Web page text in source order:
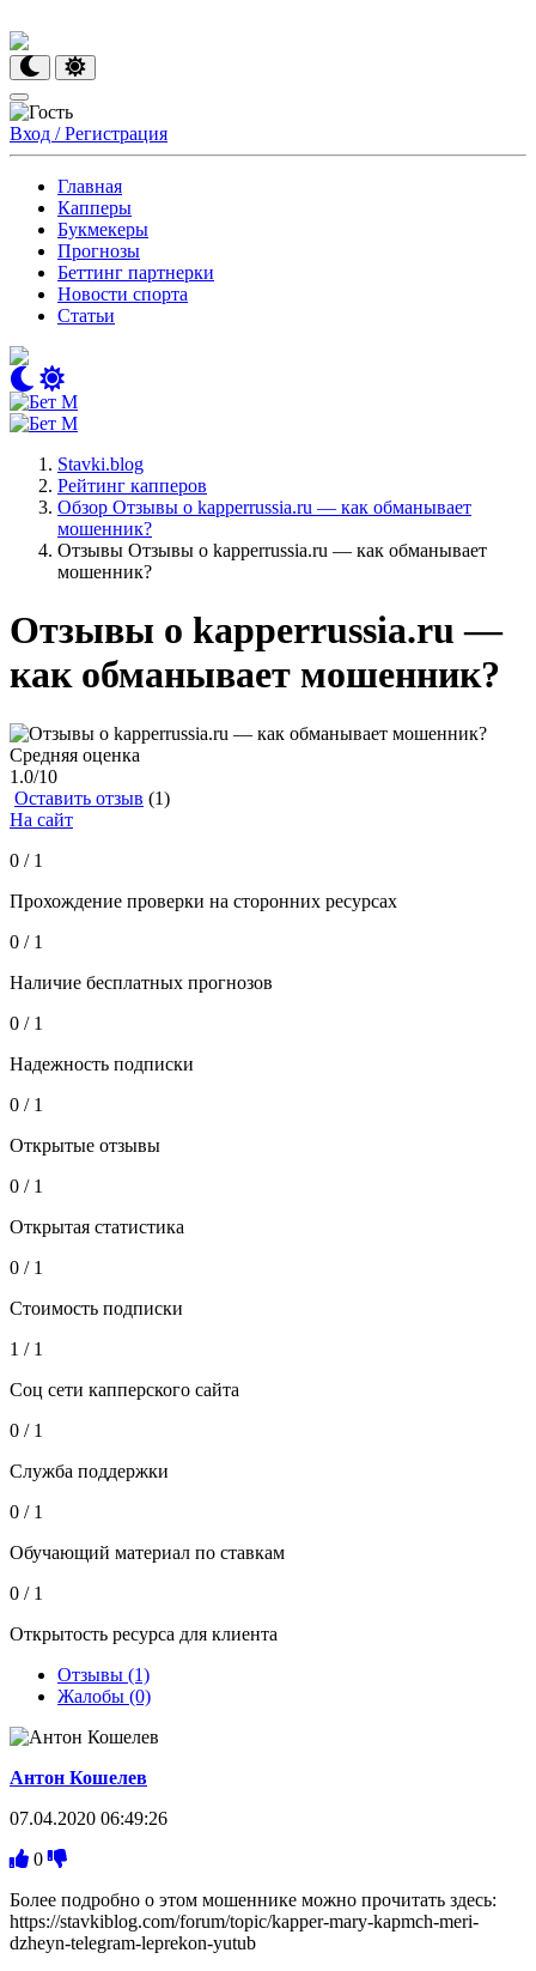
Вход / Регистрация
Главная
Капперы
Букмекеры
Прогнозы
Беттинг партнерки
Новости спорта
Статьи
Stavki.blog
Рейтинг капперов
Обзор Отзывы о kapperrussia.ru — как обманывает
мошенник?
Отзывы Отзывы о kapperrussia.ru — как обманывает
мошенник?
Отзывы о kapperrussia.ru —
как обманывает мошенник?
Средняя оценка
1.0/10
Оставить отзыв (1)
На сайт
0 / 1
Прохождение проверки на сторонних ресурсах
0 / 1
Наличие бесплатных прогнозов
0 / 1
Надежность подписки
0 / 1
Открытые отзывы
0 / 1
Открытая статистика
0 / 1
Стоимость подписки
1 / 1
Соц сети капперского сайта
0 / 1
Служба поддержки
0 / 1
Обучающий материал по ставкам
0 / 1
Открытость ресурса для клиента
Отзывы (1)
Жалобы (0)
Антон Кошелев
07.04.2020 06:49:26
0
Более подробно о этом мошеннике можно прочитать здесь:
https://stavkiblog.com/forum/topic/kapper-mary-kapmch-meri-
dzheyn-telegram-leprekon-yutub